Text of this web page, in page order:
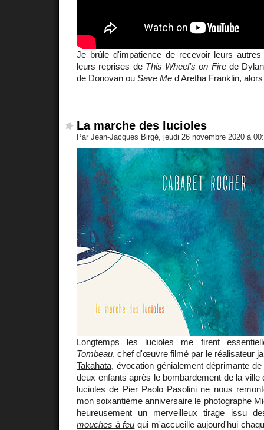
Je brûle d'impatience de recevoir leurs
leurs reprises de This Wheel's on Firede
de Donovan ou Save Me d'Aretha Franklin,
La marche des lucioles
Par Jean-Jacques Birgé, jeudi 26 novembre 2020 à
Longtemps les lucioles me firent
Tombeau, chef d'œuvre filmé par le réalisateur
Takahata, évocation génialement déprimante
deux enfants après le bombardement de la
lucioles de Pier Paolo Pasolini ne nous
mon soixantième anniversaire le photographe
heureusement un merveilleux tirage issu
mouches à feu qui m'accueille aujourd'hui